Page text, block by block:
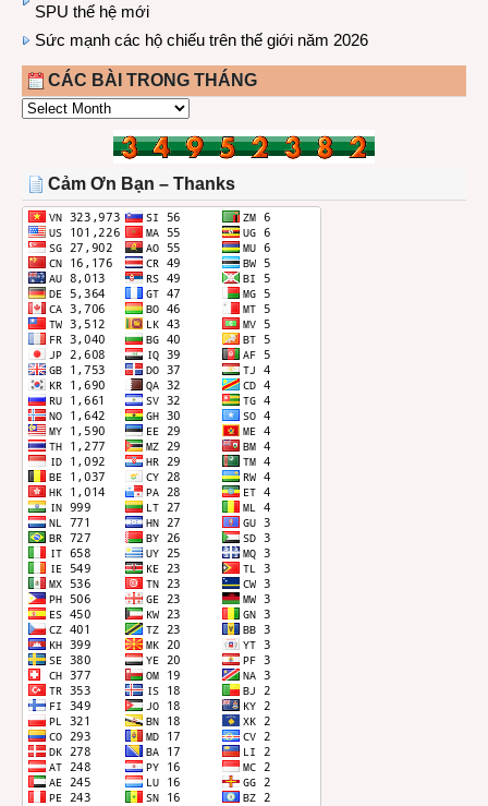
SPU thế hệ mới
Sức mạnh các hộ chiếu trên thế giới năm 2026
CÁC BÀI TRONG THÁNG
CÁC
THÁNG
Cảm Ơn Bạn – Thanks